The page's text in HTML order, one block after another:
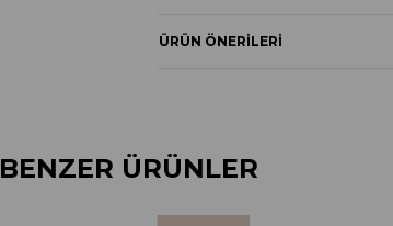
ÜRÜN ÖNERILERI
BENZER ÜRÜNLER